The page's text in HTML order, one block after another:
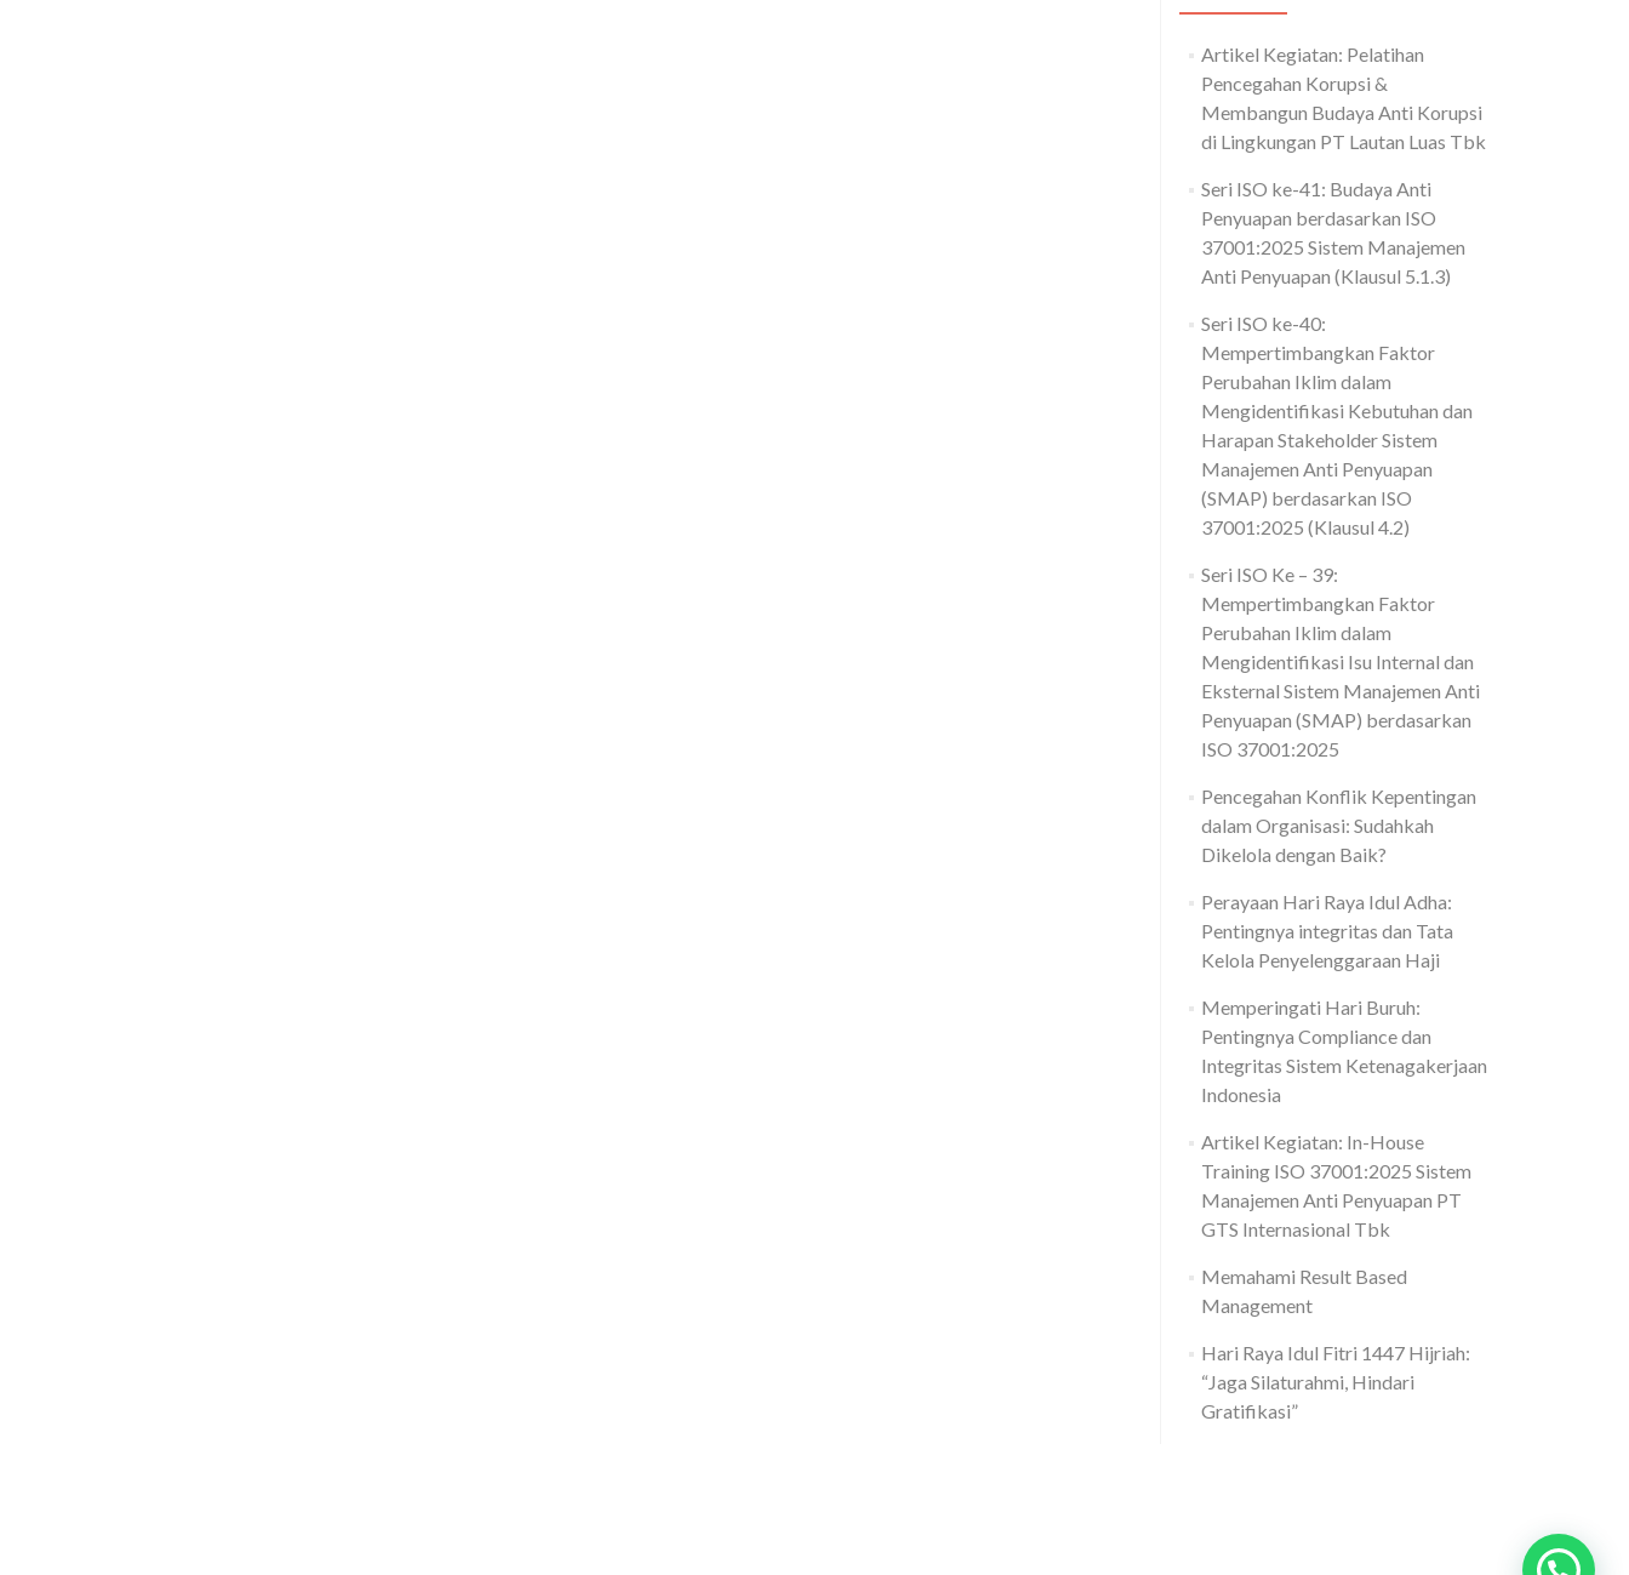
Artikel Kegiatan: Pelatihan
Pencegahan Korupsi &
Membangun Budaya Anti Korupsi
di Lingkungan PT Lautan Luas Tbk
Seri ISO ke-41: Budaya Anti
Penyuapan berdasarkan ISO
37001:2025 Sistem Manajemen
Anti Penyuapan (Klausul 5.1.3)
Seri ISO ke-40:
Mempertimbangkan Faktor
Perubahan Iklim dalam
Mengidentifikasi Kebutuhan dan
Harapan Stakeholder Sistem
Manajemen Anti Penyuapan
(SMAP) berdasarkan ISO
37001:2025 (Klausul 4.2)
Seri ISO Ke – 39:
Mempertimbangkan Faktor
Perubahan Iklim dalam
Mengidentifikasi Isu Internal dan
Eksternal Sistem Manajemen Anti
Penyuapan (SMAP) berdasarkan
ISO 37001:2025
Pencegahan Konflik Kepentingan
dalam Organisasi: Sudahkah
Dikelola dengan Baik?
Perayaan Hari Raya Idul Adha:
Pentingnya integritas dan Tata
Kelola Penyelenggaraan Haji
Memperingati Hari Buruh:
Pentingnya Compliance dan
Integritas Sistem Ketenagakerjaan
Indonesia
Artikel Kegiatan: In-House
Training ISO 37001:2025 Sistem
Manajemen Anti Penyuapan PT
GTS Internasional Tbk
Memahami Result Based
Management
Hari Raya Idul Fitri 1447 Hijriah:
“Jaga Silaturahmi, Hindari
Gratifikasi”